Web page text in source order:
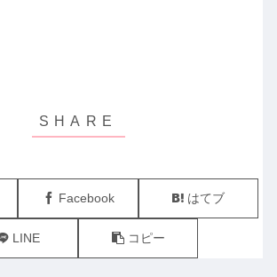
Facebook はてブ
LINE コピー